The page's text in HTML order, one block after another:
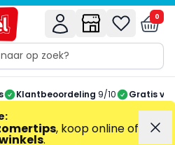
0
Klantbeoordeling 9/10 Gratis
:
, koop online of
.